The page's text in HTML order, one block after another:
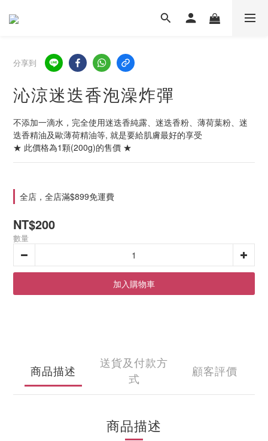
分享到
沁涼迷迭香泡澡炸彈
不添加一滴水，完全使用迷迭香純露、迷迭香粉、薄荷葉粉、迷
迭香精油及歐薄荷精油等, 就是要給肌膚最好的享受
★ 此價格為1顆(200g)的售價 ★
全店，全店滿$899免運費
NT$200
數量
加入購物車
商品描述
送貨及付款方
式
顧客評價
商品描述